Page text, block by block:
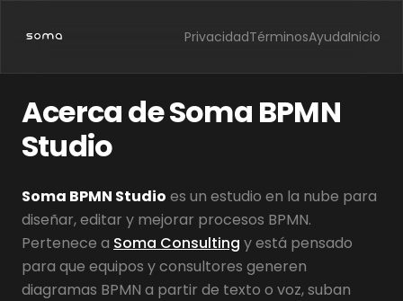
PrivacidadTérminosAyudaInicio
Acerca de Soma BPMN
Studio
Soma BPMN Studio es un estudio en la nube para
diseñar, editar y mejorar procesos BPMN.
Pertenece a Soma Consulting y está pensado
para que equipos y consultores generen
diagramas BPMN a partir de texto o voz, suban